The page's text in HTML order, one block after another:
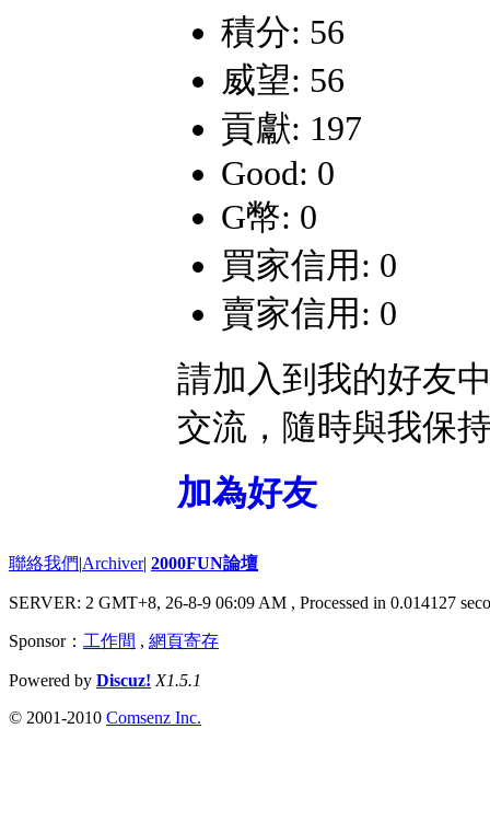
積分: 56
威望: 56
貢獻: 197
Good: 0
G幣: 0
買家信用: 0
賣家信用: 0
請加入到我的好友
交流，隨時與我保
加為好友
聯絡我們|Archiver| 2000FUN論壇
SERVER: 2 GMT+8, 26-8-9 06:09 AM , Processed in 0.014127
Sponsor： 工作間 , 網頁寄存
Powered by Discuz! X1.5.1
© 2001-2010 Comsenz Inc.